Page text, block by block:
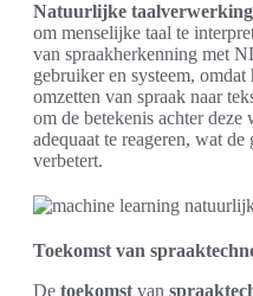
Natuurlijke taalverwerking
om menselijke taal te
van spraakherkenning met
gebruiker en systeem,
omzetten van spraak naar
om de betekenis achter deze
adequaat te reageren, wat
verbetert.
Toekomst van
De toekomst van